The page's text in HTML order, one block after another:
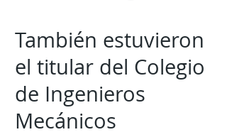
También estuvieron
el titular del Colegio
de Ingenieros
Mecánicos